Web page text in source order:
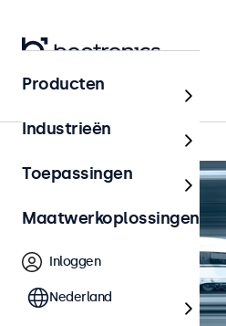
Home
Producten
Industrieën
Toepassingen
Maatwerkoplossingen
Inloggen
Nederland